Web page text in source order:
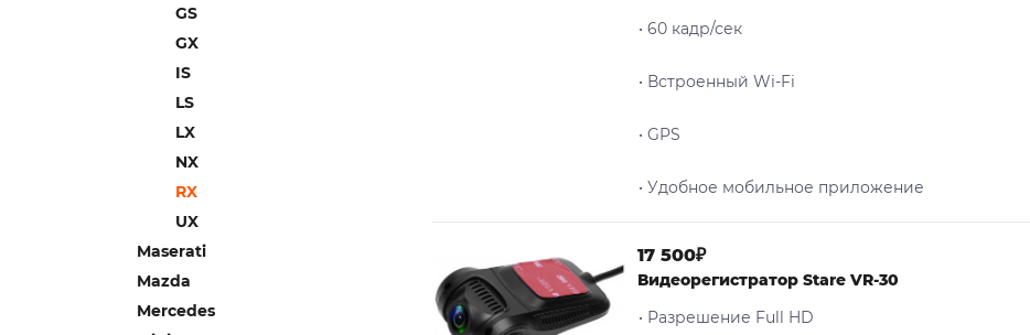
GS
GX
IS
LS
LX
NX
RX
UX
Maserati
Mazda
Mercedes
• 60 кадр/сек
• Встроенный Wi-Fi
• GPS
• Удобное мобильное приложение
17 500₽
Видеорегистратор Stare VR-30
• Разрешение Full HD